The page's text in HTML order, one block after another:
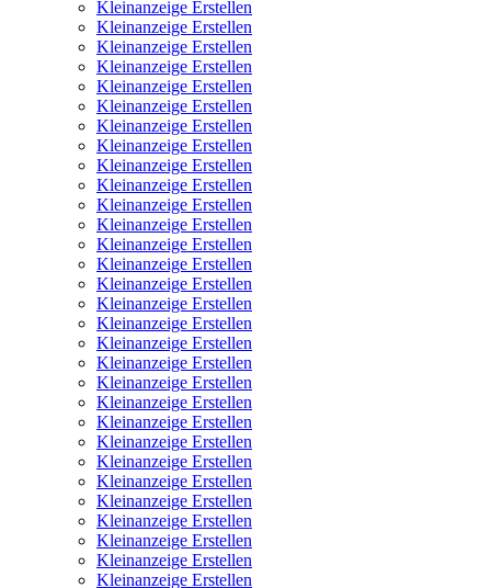
Kleinanzeige Erstellen
Kleinanzeige Erstellen
Kleinanzeige Erstellen
Kleinanzeige Erstellen
Kleinanzeige Erstellen
Kleinanzeige Erstellen
Kleinanzeige Erstellen
Kleinanzeige Erstellen
Kleinanzeige Erstellen
Kleinanzeige Erstellen
Kleinanzeige Erstellen
Kleinanzeige Erstellen
Kleinanzeige Erstellen
Kleinanzeige Erstellen
Kleinanzeige Erstellen
Kleinanzeige Erstellen
Kleinanzeige Erstellen
Kleinanzeige Erstellen
Kleinanzeige Erstellen
Kleinanzeige Erstellen
Kleinanzeige Erstellen
Kleinanzeige Erstellen
Kleinanzeige Erstellen
Kleinanzeige Erstellen
Kleinanzeige Erstellen
Kleinanzeige Erstellen
Kleinanzeige Erstellen
Kleinanzeige Erstellen
Kleinanzeige Erstellen
Kleinanzeige Erstellen